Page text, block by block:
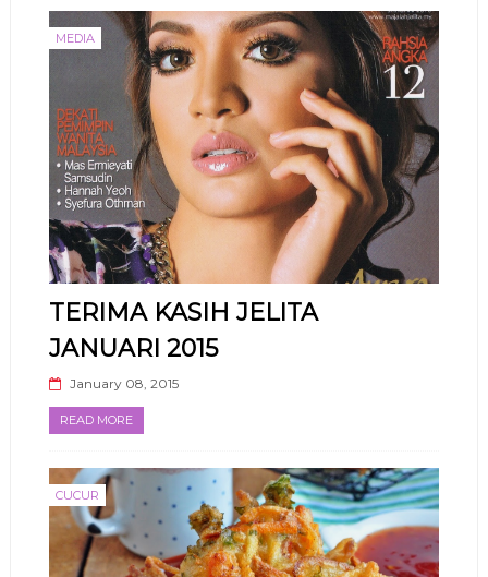
MEDIA
TERIMA KASIH JELITA
JANUARI 2015
January 08, 2015
READ MORE
CUCUR